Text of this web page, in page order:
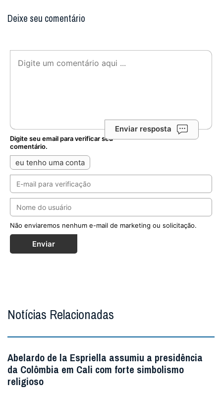
Deixe seu comentário
Enviar resposta
Digite seu email para verificar seu
comentário.
eu tenho uma conta
Não enviaremos nenhum e-mail de marketing ou solicitação.
Enviar
Notícias Relacionadas
Abelardo de la Espriella assumiu a presidência
da Colômbia em Cali com forte simbolismo
religioso